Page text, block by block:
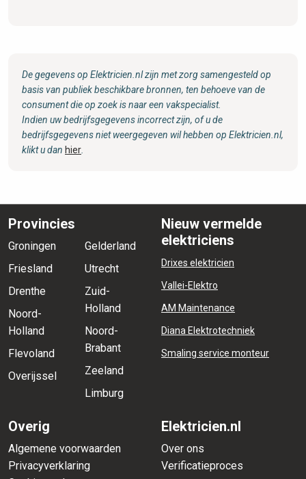
De gegevens op Elektricien.nl zijn met zorg samengesteld op
basis van publiek beschikbare bronnen, ten behoeve van de
consument die op zoek is naar een vakspecialist.
Indien uw bedrijfsgegevens incorrect zijn, of u de
bedrijfsgegevens niet weergegeven wil hebben op Elektricien.nl,
klikt u dan hier
Provincies
Groningen
Friesland
Drenthe
Noord-
Holland
Flevoland
Overijssel
Gelderland
Utrecht
Zuid-
Holland
Noord-
Brabant
Zeeland
Limburg
Nieuw vermelde
elektriciens
Drixes elektricien
Vallei-Elektro
AM Maintenance
Diana Elektrotechniek
Smaling service monteur
Overig
Algemene voorwaarden
Privacyverklaring
Elektricien.nl
Over ons
Verificatieproces